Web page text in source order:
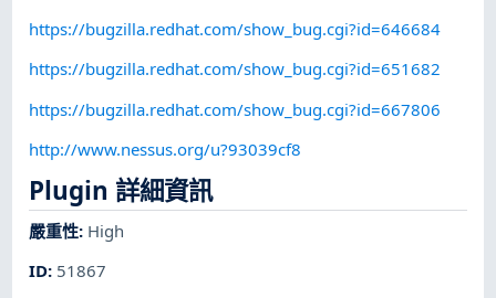
https://bugzilla.redhat.com/show_bug.cgi?id=646684
https://bugzilla.redhat.com/show_bug.cgi?id=651682
https://bugzilla.redhat.com/show_bug.cgi?id=667806
http://www.nessus.org/u?93039cf8
Plugin 詳細資訊
嚴重性: High
ID: 51867